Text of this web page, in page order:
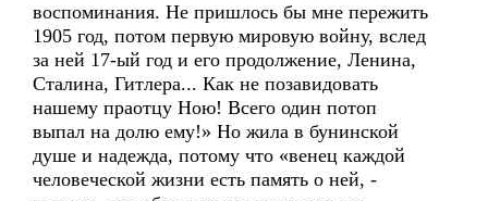
воспоминания. Не пришлось бы мне пережить
1905 год, потом первую мировую войну, вслед
за ней 17-ый год и его продолжение, Ленина,
Сталина, Гитлера... Как не позавидовать
нашему праотцу Ною! Всего один потоп
выпал на долю ему!» Но жила в бунинской
душе и надежда, потому что «венец каждой
человеческой жизни есть память о ней, -